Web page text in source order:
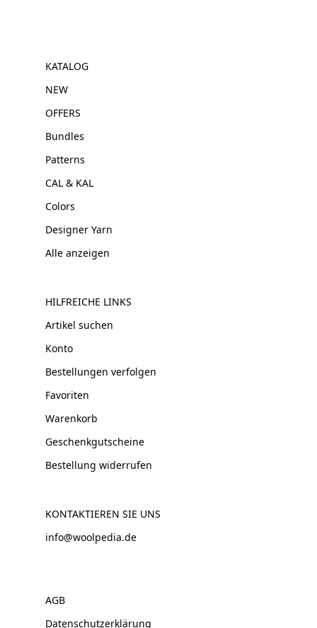
KATALOG
NEW
OFFERS
Bundles
Patterns
CAL & KAL
Colors
Designer Yarn
Alle anzeigen
HILFREICHE LINKS
Artikel suchen
Konto
Bestellungen verfolgen
Favoriten
Warenkorb
Geschenkgutscheine
Bestellung widerrufen
KONTAKTIEREN SIE UNS
info@woolpedia.de
AGB
Datenschutzerklärung